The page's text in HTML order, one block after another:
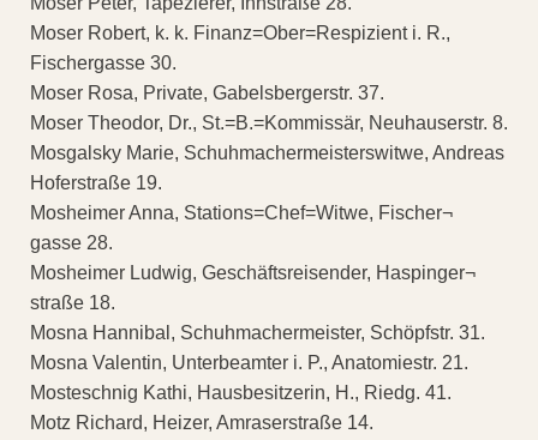
Moser Robert, k. k. Finanz=Ober=Respizient i. R.,
Fischergasse 30.
Moser Rosa, Private, Gabelsbergerstr. 37.
Moser Theodor, Dr., St.=B.=Kommissär, Neuhauserstr. 8.
Mosgalsky Marie, Schuhmachermeisterswitwe, Andreas
Hoferstraße 19.
Mosheimer Anna, Stations=Chef=Witwe, Fischer¬
gasse 28.
Mosheimer Ludwig, Geschäftsreisender, Haspinger¬
straße 18.
Mosna Hannibal, Schuhmachermeister, Schöpfstr. 31.
Mosna Valentin, Unterbeamter i. P., Anatomiestr. 21.
Mosteschnig Kathi, Hausbesitzerin, H., Riedg. 41.
Motz Richard, Heizer, Amraserstraße 14.